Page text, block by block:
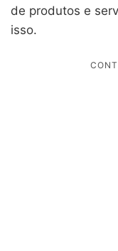
de produtos e
isso.